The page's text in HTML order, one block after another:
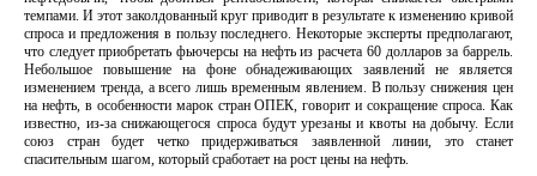
темпами. И этот заколдованный круг приводит в результате к изменению кривой
спроса и предложения в пользу последнего. Некоторые эксперты предполагают,
что следует приобретать фьючерсы на нефть из расчета 60 долларов за баррель.
Небольшое повышение на фоне обнадеживающих заявлений не является
изменением тренда, а всего лишь временным явлением. В пользу снижения цен
на нефть, в особенности марок стран ОПЕК, говорит и сокращение спроса. Как
известно, из-за снижающегося спроса будут урезаны и квоты на добычу. Если
союз стран будет четко придерживаться заявленной линии, это станет
спасительным шагом, который сработает на рост цены на нефть.